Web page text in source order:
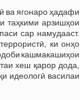
ва ягонаро ҳадафи
таҳкими арзишҳои
сар намудааст.
ки онҳо
кашмакашиҳои
хеш қарор дода,
идеологӣ василаи